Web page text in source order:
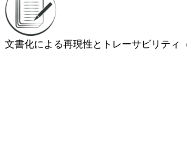
文書化による再現性とトレーサビリティ